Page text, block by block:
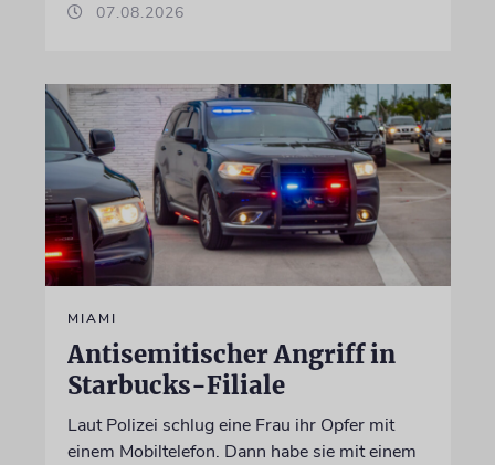
07.08.2026
MIAMI
Antisemitischer Angriff in
Starbucks-Filiale
Laut Polizei schlug eine Frau ihr Opfer mit
einem Mobiltelefon. Dann habe sie mit einem